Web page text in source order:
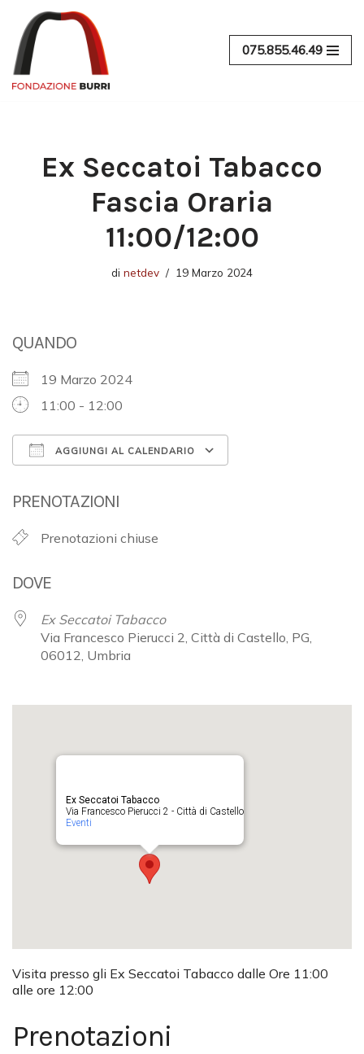
Vai
al
contenuto
075.855.46.49
Ex Seccatoi Tabacco
Fascia Oraria
11:00/12:00
di netdev 19 Marzo 2024
QUANDO
19 Marzo 2024
11:00 - 12:00
AGGIUNGI AL CALENDARIO
PRENOTAZIONI
Prenotazioni chiuse
DOVE
Ex Seccatoi Tabacco
Via Francesco Pierucci 2, Città di Castello, PG,
06012, Umbria
Ex Seccatoi Tabacco
Via Francesco Pierucci 2 - Città di Castello
Eventi
Visita presso gli Ex Seccatoi Tabacco dalle Ore 11:00
alle ore 12:00
Prenotazioni